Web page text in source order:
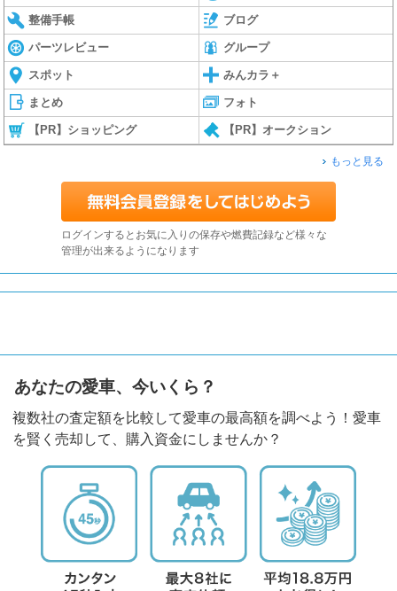
整備手帳 ブログ
パーツレビュー グループ
スポット みんカラ＋
まとめ フォト
【PR】ショッピング 【PR】オークション
もっと見る
ログインするとお気に入りの保存や燃費記録など様々な
管理が出来るようになります
あなたの愛車、今いくら？
複数社の査定額を比較して愛車の最高額を調べよう！愛車
を賢く売却して、購入資金にしませんか？